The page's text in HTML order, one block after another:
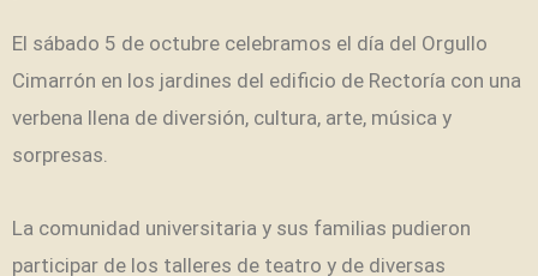
El sábado 5 de octubre celebramos el día del Orgullo
Cimarrón en los jardines del edificio de Rectoría con una
verbena llena de diversión, cultura, arte, música y
sorpresas.
La comunidad universitaria y sus familias pudieron
participar de los talleres de teatro y de diversas